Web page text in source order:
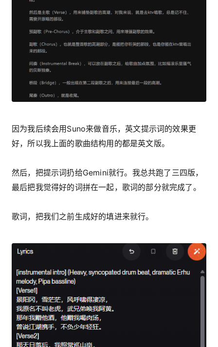
因为我后续会用Suno来做音乐，英文提示词的效果更
好，所以我上面的歌曲结构用的都是英文版。
然后，把提示词扔给Gemini就行。我总共跑了三四版，
最后把我觉得好的词拼在一起，歌词的部分就完成了。
歌词，把我们之前生成好的填进来就行。